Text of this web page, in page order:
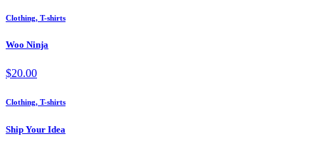
Clothing, T-shirts
Woo Ninja
$20.00
Clothing, T-shirts
Ship Your Idea